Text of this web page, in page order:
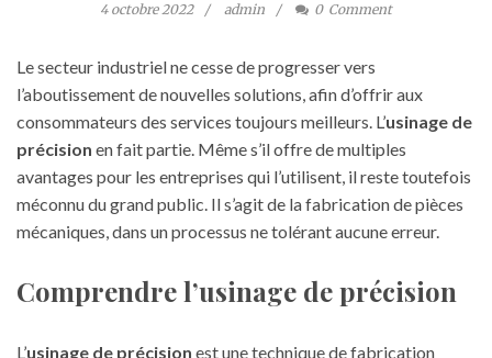
4 octobre 2022 admin 0 Comment
Le secteur industriel ne cesse de progresser vers
l’aboutissement de nouvelles solutions, afin d’offrir aux
consommateurs des services toujours meilleurs. L’usinage de
précision en fait partie. Même s’il offre de multiples
avantages pour les entreprises qui l’utilisent, il reste toutefois
méconnu du grand public. Il s’agit de la fabrication de pièces
mécaniques, dans un processus ne tolérant aucune erreur.
Comprendre l’usinage de précision
L’usinage de précision est une technique de fabrication